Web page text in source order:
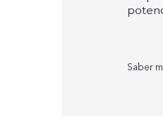
Saber